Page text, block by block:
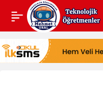
Bilgisayar
ve